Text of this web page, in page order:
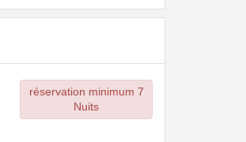
réservation minimum 7
Nuits